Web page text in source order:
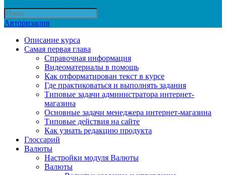
Авторизация
Описание курса
Самая первая глава
Справочная информация
Видеоматериалы в помощь
Как отформатирован текст в курсе
Где практиковаться и выполнять задания
Типовые задачи администратора интернет-
магазина
Основные задачи менеджера интернет-магазина
Типовые действия на сайте
Как узнать редакцию продукта
Глоссарий
Валюты
Настройки модуля Валюты
Валюты